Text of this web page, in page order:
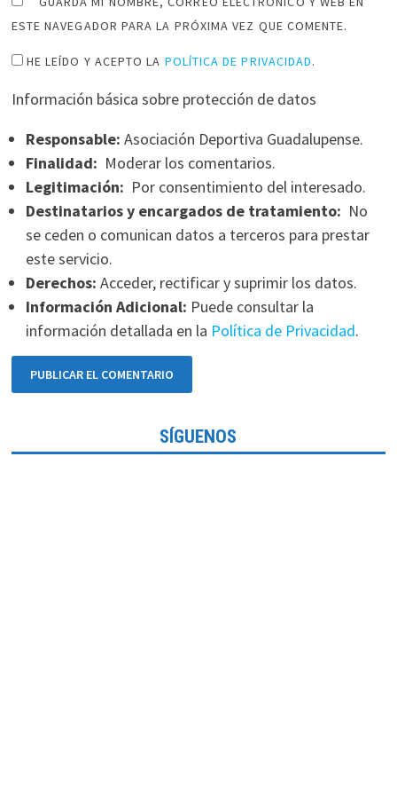
ESTE NAVEGADOR PARA LA PRÓXIMA VEZ QUE COMENTE.
HE LEÍDO Y ACEPTO LA POLÍTICA DE PRIVACIDAD.
Información básica sobre protección de datos
Responsable: Asociación Deportiva Guadalupense.
Finalidad: Moderar los comentarios.
Legitimación: Por consentimiento del interesado.
Destinatarios y encargados de tratamiento: No
se ceden o comunican datos a terceros para prestar
este servicio.
Derechos: Acceder, rectificar y suprimir los datos.
Información Adicional: Puede consultar la
información detallada en la Política de Privacidad.
SÍGUENOS